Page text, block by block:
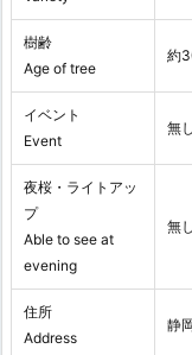
樹齢
Age of tree
約
イベント
Event
無
夜桜・ライトアッ
プ
Able to see at
evening
無
住所
Address
静